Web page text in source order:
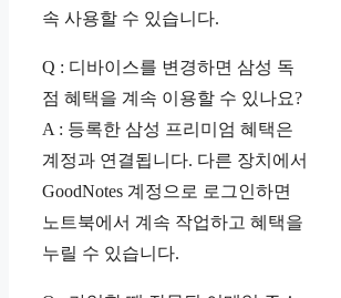
속 사용할 수 있습니다.
Q : 디바이스를 변경하면 삼성 독
점 혜택을 계속 이용할 수 있나요?
A : 등록한 삼성 프리미엄 혜택은
계정과 연결됩니다. 다른 장치에서
GoodNotes 계정으로 로그인하면
노트북에서 계속 작업하고 혜택을
누릴 수 있습니다.